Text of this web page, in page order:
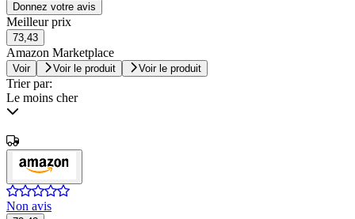
Donnez votre avis
Meilleur prix
73,43
Amazon Marketplace
Voir Voir le produit Voir le produit
Trier par:
Le moins cher
Non avis